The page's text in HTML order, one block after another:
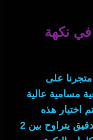
في نكهة
على
مسامية عالية
اختيار هذه
الأحجار بعناية فائقة وبحجم دقيق يتراوح بين 2